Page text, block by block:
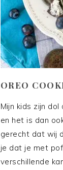
OREO
Mijn kids zijn
en het is dan
gerecht dat wij
je dat je met
verschillende